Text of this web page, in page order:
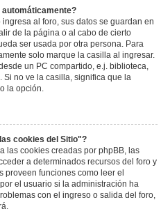
al foro, sus datos se guardan en
de la página o al cabo de cierto
ser usada por otra persona. Para
solo marque la casilla al ingresar.
un PC compartido, e.j. biblioteca,
Si no ve la casilla, significa que la
la opción.
cookies del Sitio"?
las cookies creadas por phpBB, las
a determinados recursos del foro y
proveen funciones como leer el
el usuario si la administración ha
con el ingreso o salida del foro,